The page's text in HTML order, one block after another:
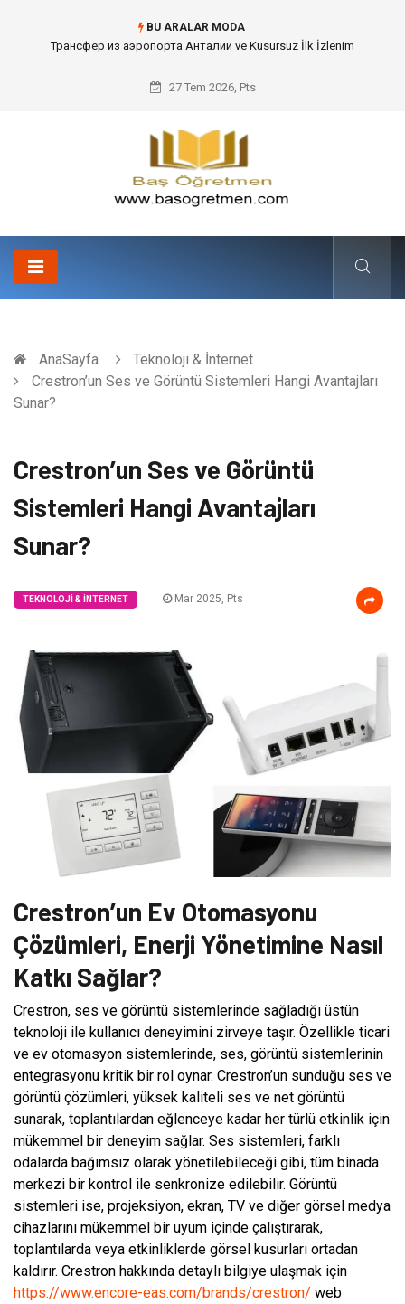
BU ARALAR MODA
Kafes Sandık ve Peyzaj Mimarisinde Dev Bitkilerin Transferi
27 Tem 2026, Pts
AnaSayfa
Teknoloji & İnternet
Crestron’un Ses ve Görüntü Sistemleri Hangi Avantajları
Sunar?
Crestron’un Ses ve Görüntü
Sistemleri Hangi Avantajları
Sunar?
TEKNOLOJI & İNTERNET Mar 2025, Pts
Crestron’un Ev Otomasyonu
Çözümleri, Enerji Yönetimine Nasıl
Katkı Sağlar?
Crestron, ses ve görüntü sistemlerinde sağladığı üstün
teknoloji ile kullanıcı deneyimini zirveye taşır. Özellikle ticari
ve ev otomasyon sistemlerinde, ses, görüntü sistemlerinin
entegrasyonu kritik bir rol oynar. Crestron’un sunduğu ses ve
görüntü çözümleri, yüksek kaliteli ses ve net görüntü
sunarak, toplantılardan eğlenceye kadar her türlü etkinlik için
mükemmel bir deneyim sağlar. Ses sistemleri, farklı
odalarda bağımsız olarak yönetilebileceği gibi, tüm binada
merkezi bir kontrol ile senkronize edilebilir. Görüntü
sistemleri ise, projeksiyon, ekran, TV ve diğer görsel medya
cihazlarını mükemmel bir uyum içinde çalıştırarak,
toplantılarda veya etkinliklerde görsel kusurları ortadan
kaldırır. Crestron hakkında detaylı bilgiye ulaşmak için
https://www.encore-eas.com/brands/crestron/ web